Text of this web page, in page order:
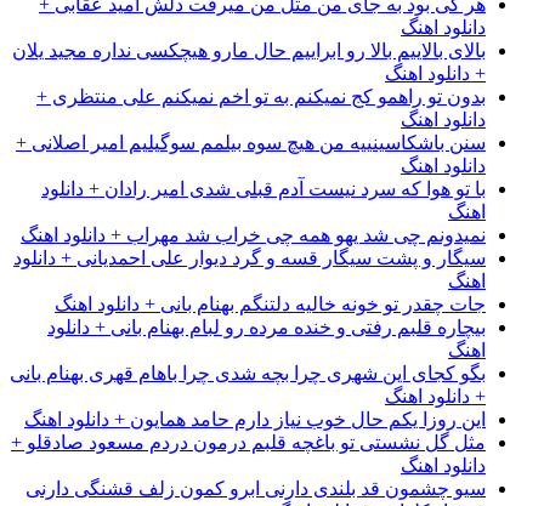
هر کی بود به جای من مثل من میرفت دلش امید عقابی +
دانلود اهنگ
بالای بالاییم بالا رو ابراییم حال مارو هیچکسی نداره مجید یلان
+ دانلود اهنگ
بدون تو راهمو کج نمیکنم به تو اخم نمیکنم علی منتظری +
دانلود اهنگ
سنن باشکاسینییه من هیچ سوه بیلمم سوگیلیم امیر اصلانی +
دانلود اهنگ
با تو هوا که سرد نیست آدم قبلی شدی امیر رادان + دانلود
اهنگ
نمیدونم چی شد یهو همه چی خراب شد مهراب + دانلود اهنگ
سیگار و پشت سیگار قسه و گرد دیوار علی احمدیانی + دانلود
اهنگ
جات چقدر تو خونه خالیه دلتنگم بهنام بانی + دانلود اهنگ
بیچاره قلبم رفتی و خنده مرده رو لبام بهنام بانی + دانلود
اهنگ
بگو کجای این شهری چرا بچه شدی چرا باهام قهری بهنام بانی
+ دانلود اهنگ
این روزا یکم حال خوب نیاز دارم حامد همایون + دانلود اهنگ
مثل گل نشستی تو باغچه قلبم درمون دردم مسعود صادقلو +
دانلود اهنگ
سیو چشمون قد بلندی دارنی ابرو کمون زلف قشنگی دارنی